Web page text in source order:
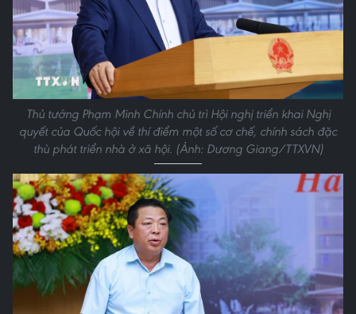
Thủ tướng Phạm Minh Chính chủ trì Hội nghị triển khai Nghị
quyết của Quốc hội về thí điểm một số cơ chế, chính sách đặc
thù phát triển nhà ở xã hội. (Ảnh: Dương Giang/TTXVN)